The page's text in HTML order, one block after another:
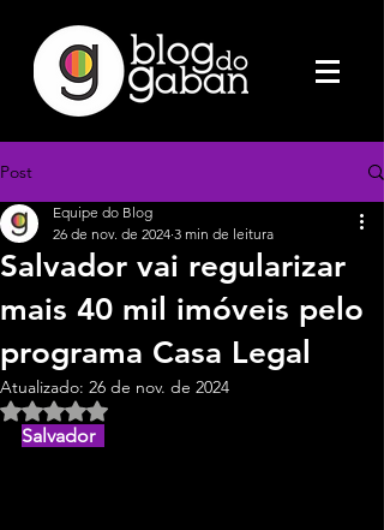
Post
Salvador vai regularizar
mais 40 mil imóveis pelo
programa Casa Legal
Equipe do Blog
26 de nov. de 2024 3 min de leitura
Atualizado: 26 de nov. de 2024
Avaliado com NaN de 5 estrelas.
Salvador